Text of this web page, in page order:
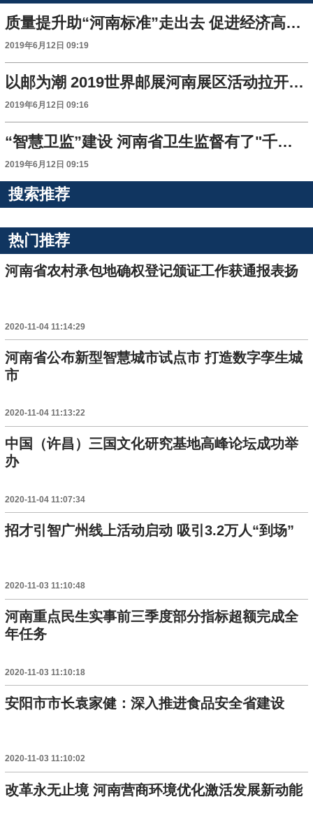
质量提升助“河南标准”走出去 促进经济高质量发展
2019年6月12日 09:19
以邮为潮 2019世界邮展河南展区活动拉开帷幕
2019年6月12日 09:16
“智慧卫监”建设 河南省卫生监督有了"千里眼"
2019年6月12日 09:15
搜索推荐
热门推荐
河南省农村承包地确权登记颁证工作获通报表扬
2020-11-04 11:14:29
河南省公布新型智慧城市试点市 打造数字孪生城
市
2020-11-04 11:13:22
中国（许昌）三国文化研究基地高峰论坛成功举
办
2020-11-04 11:07:34
招才引智广州线上活动启动 吸引3.2万人“到场”
2020-11-03 11:10:48
河南重点民生实事前三季度部分指标超额完成全
年任务
2020-11-03 11:10:18
安阳市市长袁家健：深入推进食品安全省建设
2020-11-03 11:10:02
改革永无止境 河南营商环境优化激活发展新动能